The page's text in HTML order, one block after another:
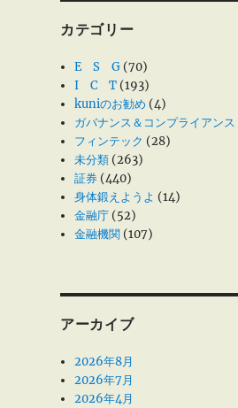
カテゴリー
E S G (70)
I C T (193)
kuniのお勧め (4)
ガバナンス＆コンプライアンス
フィンテック (28)
未分類 (263)
証券 (440)
身体鍛えようよ (14)
金融庁 (52)
金融機関 (107)
アーカイブ
2026年8月
2026年7月
2026年4月